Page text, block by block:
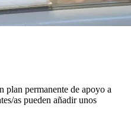
plan permanente de apoyo a
as pueden añadir unos